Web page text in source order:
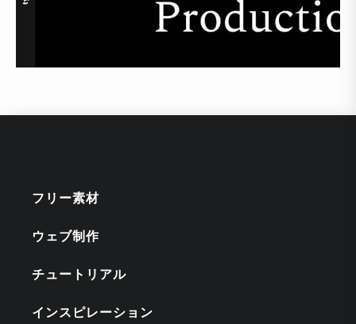
フリー素材
ウェブ制作
チュートリアル
インスピレーション